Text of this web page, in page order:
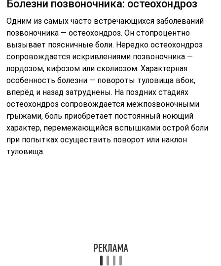
Болезни позвоночника: остеохондроз
Одним из самых часто встречающихся заболеваний
позвоночника — остеохондроз. Он стопроцентно
вызывает поясничные боли. Нередко остеохондроз
сопровождается искривлениями позвоночника —
лордозом, кифозом или сколиозом. Характерная
особенность болезни — повороты туловища вбок,
вперёд и назад затруднены. На поздних стадиях
остеохондроз сопровождается межпозвоночными
грыжами, боль приобретает постоянный ноющий
характер, перемежающийся вспышками острой боли
при попытках осуществить поворот или наклон
туловища.
Поясничная боль может быть вызвана не только